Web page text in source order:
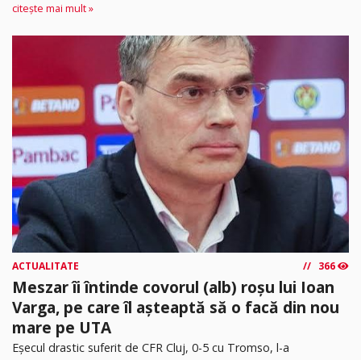
citește mai mult »
ACTUALITATE 366
Meszar îi întinde covorul (alb) roșu lui Ioan
Varga, pe care îl așteaptă să o facă din nou
mare pe UTA
Eșecul drastic suferit de CFR Cluj, 0-5 cu Tromso, l-a